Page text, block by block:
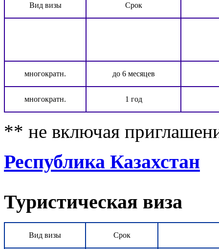
Вид визы Срок
многократн. до 6 месяцев
многократн. 1 год
** не включая
Республика Казахстан
Туристическая виза
Вид визы Срок